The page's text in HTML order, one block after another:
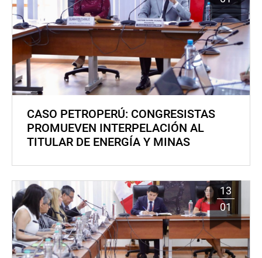
CASO PETROPERÚ: CONGRESISTAS
PROMUEVEN INTERPELACIÓN AL
TITULAR DE ENERGÍA Y MINAS
13
01